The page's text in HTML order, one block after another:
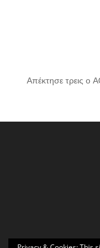
Απέκτησε τρεις ο